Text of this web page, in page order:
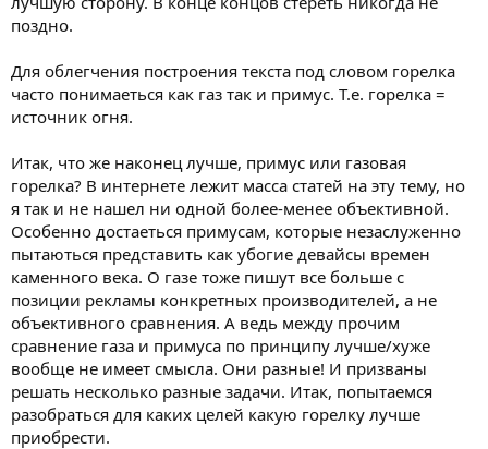
поздно.
Для облегчения построения текста под словом горелка
часто понимаеться как газ так и примус. Т.е. горелка =
источник огня.
Итак, что же наконец лучше, примус или газовая
горелка? В интернете лежит масса статей на эту тему, но
я так и не нашел ни одной более-менее объективной.
Особенно достаеться примусам, которые незаслуженно
пытаються представить как убогие девайсы времен
каменного века. О газе тоже пишут все больше с
позиции рекламы конкретных производителей, а не
объективного сравнения. А ведь между прочим
сравнение газа и примуса по принципу лучше/хуже
вообще не имеет смысла. Они разные! И призваны
решать несколько разные задачи. Итак, попытаемся
разобраться для каких целей какую горелку лучше
приобрести.